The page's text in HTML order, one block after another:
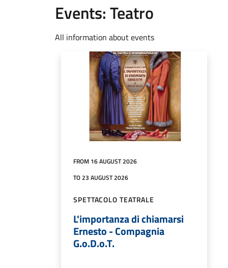
Events: Teatro
All information about events
FROM 16 AUGUST 2026
TO 23 AUGUST 2026
SPETTACOLO TEATRALE
L'importanza di chiamarsi
Ernesto - Compagnia
G.o.D.o.T.